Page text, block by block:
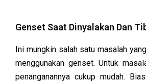
Genset Saat Dinyalakan Dan
Ini mungkin salah satu masalah
menggunakan genset. Untuk
penanganannya cukup mudah.